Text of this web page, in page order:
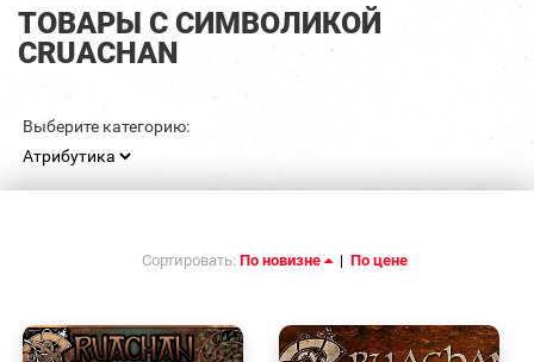
ТОВАРЫ С СИМВОЛИКОЙ
CRUACHAN
Выберите категорию:
Сортировать: По новизне | По цене